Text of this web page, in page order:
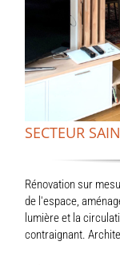
SECTEUR
Rénovation sur
de l'espace,
lumière et la
contraignant.